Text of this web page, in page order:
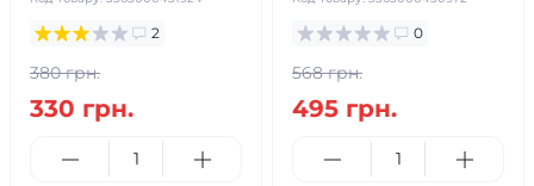
2
380 грн.
330 грн.
0
568 грн.
495 грн.